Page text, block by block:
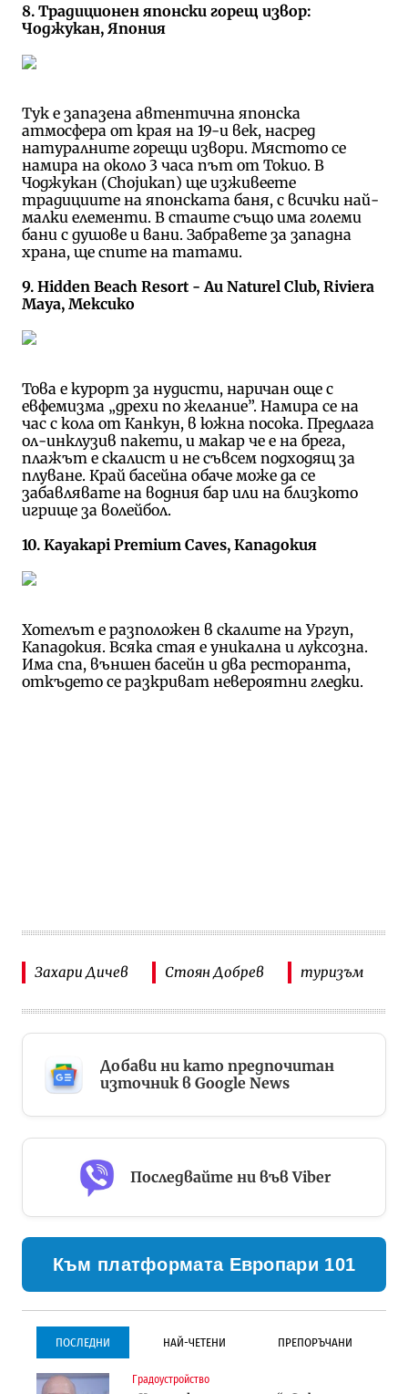
8. Традиционен японски горещ извор:
Чоджукан, Япония
Тук е запазена автентична японска
атмосфера от края на 19-и век, насред
натуралните горещи извори. Мястото се
намира на около 3 часа път от Токио. В
Чоджукан (Chojukan) ще изживеете
традициите на японската баня, с всички най-
малки елементи. В стаите също има големи
бани с душове и вани. Забравете за западна
храна, ще спите на татами.
9. Hidden Beach Resort - Au Naturel Club, Riviera
Maya, Мексико
Това е курорт за нудисти, наричан още с
евфемизма „дрехи по желание”. Намира се на
час с кола от Канкун, в южна посока. Предлага
ол-инклузив пакети, и макар че е на брега,
плажът е скалист и не съвсем подходящ за
плуване. Край басейна обаче може да се
забавлявате на водния бар или на близкото
игрище за волейбол.
10. Kayakapi Premium Caves, Кападокия
Хотелът е разположен в скалите на Ургуп,
Кападокия. Всяка стая е уникална и луксозна.
Има спа, външен басейн и два ресторанта,
откъдето се разкриват невероятни гледки.
Захари Дичев Стоян Добрев туризъм
Добави ни като предпочитан
източник в Google News
Последвайте ни във Viber
Към платформата Европари 101
ПОСЛЕДНИ НАЙ-ЧЕТЕНИ ПРЕПОРЪЧАНИ
Градоустройство
Градоустройство
Инфраструктура